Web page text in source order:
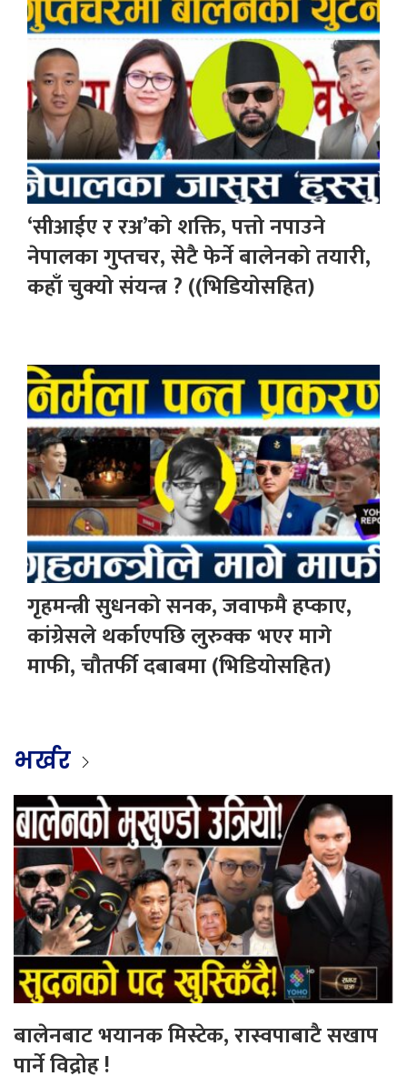
‘सीआईए र रअ’को शक्ति, पत्तो नपाउने
नेपालका गुप्तचर, सेटै फेर्ने बालेनको तयारी,
कहाँ चुक्यो संयन्त्र ? ((भिडियोसहित)
गृहमन्त्री सुधनको सनक, जवाफमै हप्काए,
कांग्रेसले थर्काएपछि लुरुक्क भएर मागे
माफी, चौतर्फी दबाबमा (भिडियोसहित)
भर्खर
बालेनबाट भयानक मिस्टेक, रास्वपाबाटै सखाप
पार्ने विद्रोह !